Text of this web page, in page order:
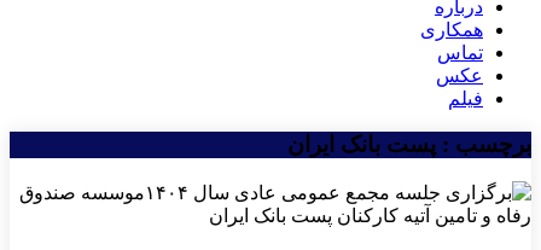
درباره
همکاری
تماس
عکس
فیلم
برچسب : پست بانک ایران